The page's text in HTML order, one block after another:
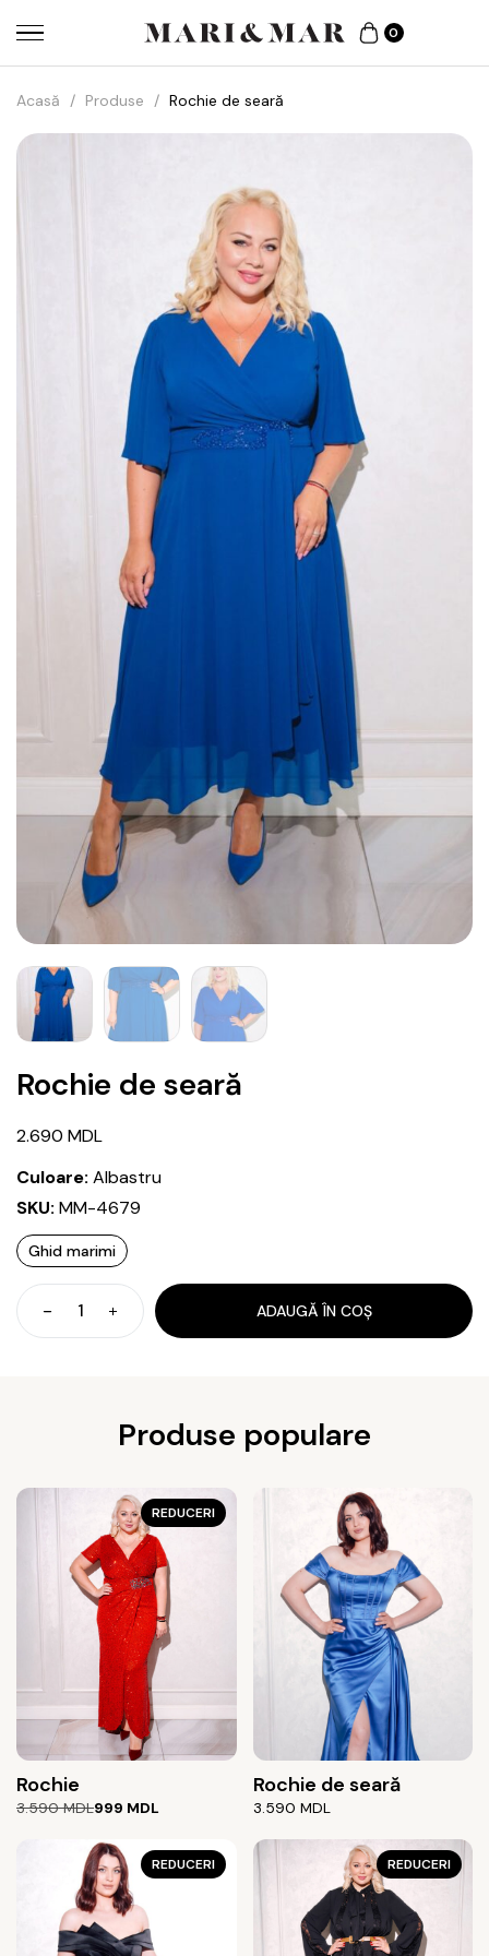
0
Acasă / Produse / Rochie de seară
Rochie de seară
2.690 MDL
Culoare: Albastru
SKU: MM-4679
Ghid marimi
Cantitate
Rochie
ADAUGĂ ÎN COȘ
Produse populare
REDUCERI
Rochie
3.590MDL
Prețul
3.590 MDL.
999 MDL
Prețul
Rochie de seară
3.590 MDL
REDUCERI REDUCERI